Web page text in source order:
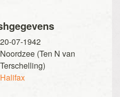
20-07-1942
Noordzee (Ten N van
Terschelling)
Halifax